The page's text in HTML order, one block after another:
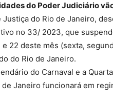
do Poder Judiciário
do Rio de Janeiro,
no 33/ 2023, que
e 22 deste mês (sexta,
do Rio de Janeiro.
do Carnaval e a
Janeiro funcionará em